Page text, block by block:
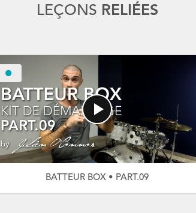
LEÇONS RELIÉES
BATTEUR BOX • PART.09